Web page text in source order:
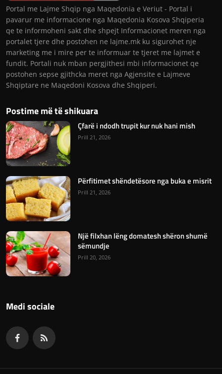
Portal me Lajme Shqip nga Maqedonia e Veriut - Portal i
pavarur me informacione nga Maqedonia Kosova Shqiperia
qe te informoheni sakt dhe shpejt Informacionet meren nga
portalet tjere dhe postohen ne lajme.mk ku sigurohet nje
marketing me i mire per te informuar te tjeret me lajmet e
fundit. Portali nuk mban pergjithesi mbi informacionet qe
postohen sepse gjithcka meret nga Agjensite e Lajmeve
Shqiptare ne Maqedoni Kosova dhe Shqiperi.
Postime më të shikuara
Çfarë i ndodh trupit kur nuk hani mish
Prill 21, 2026
Përfitimet shëndetësore nga buka e misrit
Prill 21, 2026
Një filxhan lëng domatesh shëron shumë
sëmundje
Prill 20, 2026
Medi sociale